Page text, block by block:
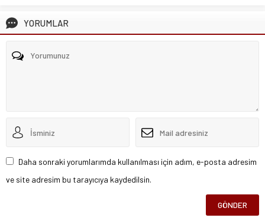
YORUMLAR
Daha sonraki yorumlarımda kullanılması için adım, e-posta adresim
ve site adresim bu tarayıcıya kaydedilsin.